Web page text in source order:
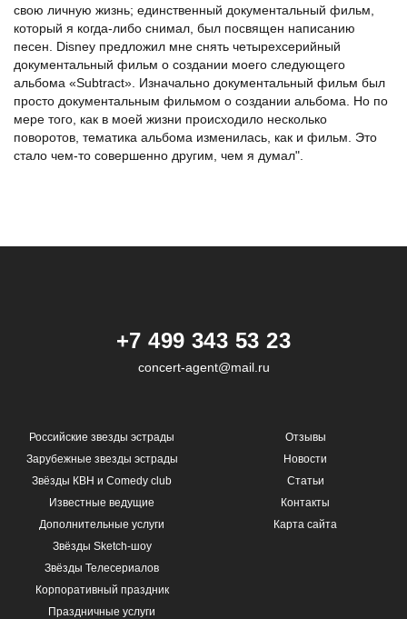
свою личную жизнь; единственный документальный фильм,
который я когда-либо снимал, был посвящен написанию
песен. Disney предложил мне снять четырехсерийный
документальный фильм о создании моего следующего
альбома «Subtract». Изначально документальный фильм был
просто документальным фильмом о создании альбома. Но по
мере того, как в моей жизни происходило несколько
поворотов, тематика альбома изменилась, как и фильм. Это
стало чем-то совершенно другим, чем я думал".
+7 499 343 53 23
concert-agent@mail.ru
Российские звезды эстрады
Зарубежные звезды эстрады
Звёзды КВН и Comedy club
Известные ведущие
Дополнительные услуги
Звёзды Sketch-шоу
Звёзды Телесериалов
Корпоративный праздник
Праздничные услуги
Отзывы
Новости
Статьи
Контакты
Карта сайта